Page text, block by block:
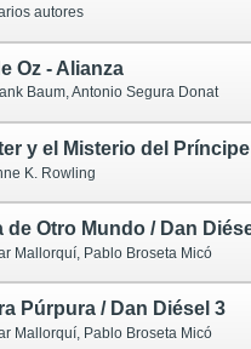
autores
Oz - Alianza
Baum, Antonio Segura Donat
K. Rowling
de Otro Mundo / Dan
Mallorquí, Pablo Broseta Micó
Púrpura / Dan Diésel 3
Mallorquí, Pablo Broseta Micó